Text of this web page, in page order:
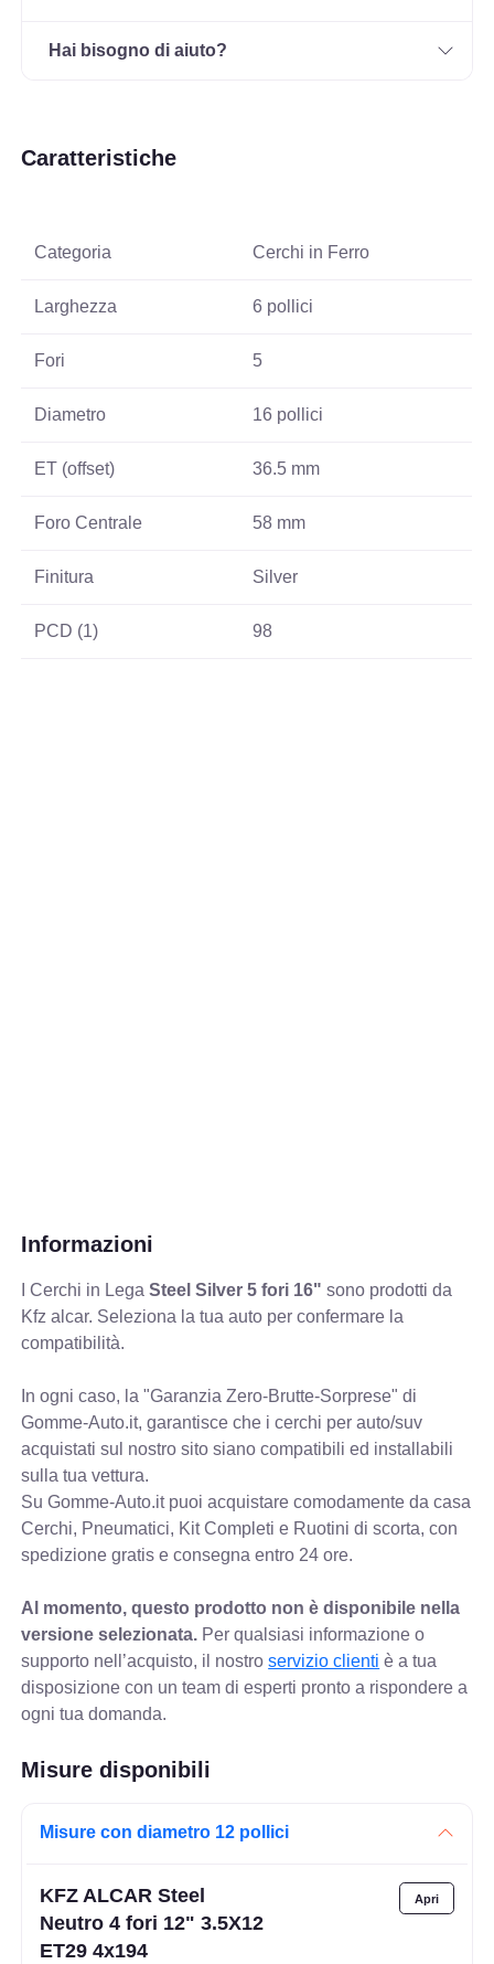
Hai bisogno di aiuto?
Caratteristiche
Categoria Cerchi in Ferro
Larghezza 6 pollici
Fori 5
Diametro 16 pollici
ET (offset) 36.5 mm
Foro Centrale 58 mm
Finitura Silver
PCD (1) 98
Informazioni
I Cerchi in LegaSteel Silver 5 fori 16" sono prodotti da
Kfz alcar. Seleziona la tua auto per confermare la
compatibilità.
In ogni caso, la "Garanzia Zero-Brutte-Sorprese" di
Gomme-Auto.it, garantisce che i cerchi per auto/suv
acquistati sul nostro sito siano compatibili ed installabili
sulla tua vettura.
Su Gomme-Auto.it puoi acquistare comodamente da casa
Cerchi, Pneumatici, Kit Completi e Ruotini di scorta, con
spedizione gratis e consegna entro 24 ore.
Al momento, questo prodotto non è disponibile nella
versione selezionata. Per qualsiasi informazione o
supporto nell’acquisto, il nostroservizio clienti è a tua
disposizione con un team di esperti pronto a rispondere a
ogni tua domanda.
Misure disponibili
Misure con diametro 12 pollici
KFZ ALCAR Steel
Neutro 4 fori 12" 3.5X12
ET29 4x194